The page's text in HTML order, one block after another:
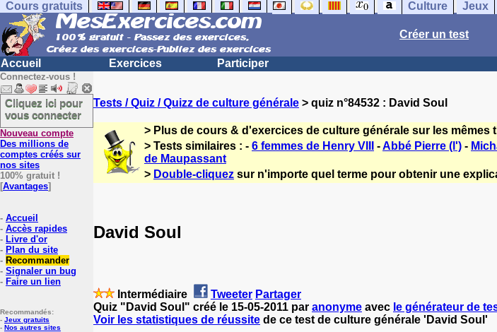
Cours gratuits Culture Jeux
Créer un test
Accueil Exercices Participer
Connectez-vous !
Cliquez ici pour
vous connecter
Nouveau compte
Des millions de
comptes créés sur
nos sites
100% gratuit !
[Avantages]
- Accueil
- Accès rapides
- Livre d'or
- Plan du site
- Recommander
- Signaler un bug
- Faire un lien
Recommandés:
- Jeux gratuits
- Nos autres sites
Tests / Quiz / Quizz de culture générale > quiz n°84532 : David Soul
> Plus de cours & d'exercices de culture générale sur les mêmes
> Tests similaires : - 6 femmes de Henry VIII -Abbé Pierre (l') -
de Maupassant
> Double-cliquez sur n'importe quel terme pour obtenir une
David Soul
Intermédiaire Tweeter Partager
Quiz "David Soul" créé le 15-05-2011 par anonyme avec le générateur de
Voir les statistiques de réussite de ce test de culture générale 'David Soul'